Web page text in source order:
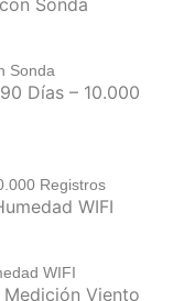
Sonda
Registros
WIFI